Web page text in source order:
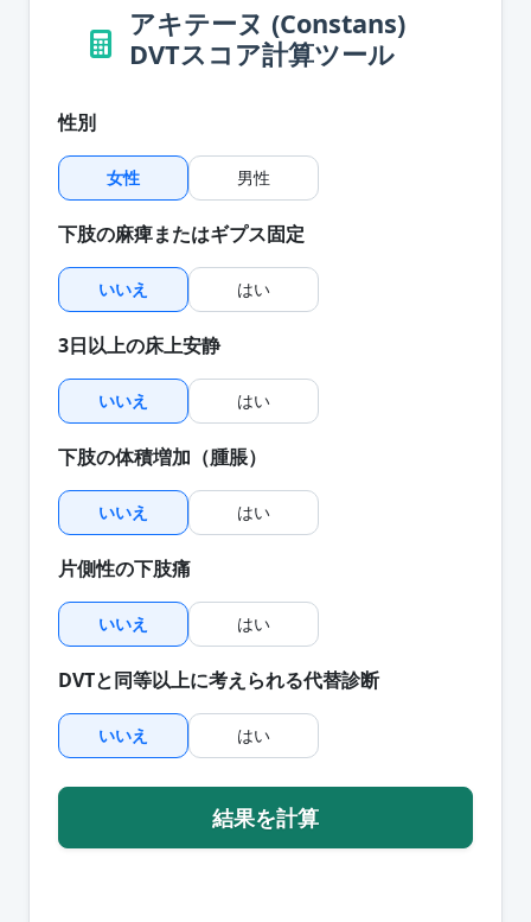
アキテーヌ (Constans)
DVTスコア計算ツール
性別
女性 男性
下肢の麻痺またはギプス固定
いいえ はい
3日以上の床上安静
いいえ はい
下肢の体積増加（腫脹）
いいえ はい
片側性の下肢痛
いいえ はい
DVTと同等以上に考えられる代替診断
いいえ はい
結果を計算